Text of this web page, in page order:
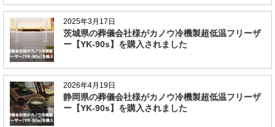
2025年3月17日
茨城県の葬儀会社様がカノウ冷機製超低温フリーザ
ー【YK-90s】を購入されました
2026年4月19日
静岡県の葬儀会社様がカノウ冷機製超低温フリーザ
ー【YK-90s】を購入されました